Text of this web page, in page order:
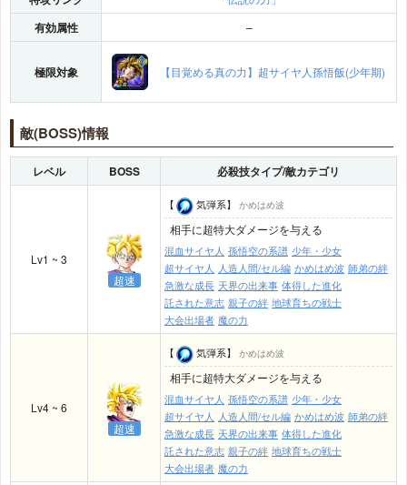
有効属性 –
極限対象 【目覚める真の力】超サイヤ人孫悟飯(少年期)
敵(BOSS)情報
レベル BOSS 必殺技タイプ/敵カテゴリ
Lv1 ~ 3
超速
【 気弾系】 かめはめ波
相手に超特大ダメージを与える
混血サイヤ人 孫悟空の系譜 少年・少女
超サイヤ人
人造人間/セル編 かめはめ波 師弟の絆
急激な成長 天界の出来事 体得した進化
託された意志 親子の絆 地球育ちの戦士
大会出場者 魔の力
Lv4 ~ 6
超速
【 気弾系】 かめはめ波
相手に超特大ダメージを与える
混血サイヤ人 孫悟空の系譜 少年・少女
超サイヤ人
人造人間/セル編 かめはめ波 師弟の絆
急激な成長 天界の出来事 体得した進化
託された意志 親子の絆 地球育ちの戦士
大会出場者 魔の力